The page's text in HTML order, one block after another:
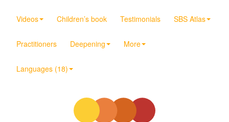
Videos Children’s book Testimonials SBS Atlas
Practitioners Deepening More
Languages (18)